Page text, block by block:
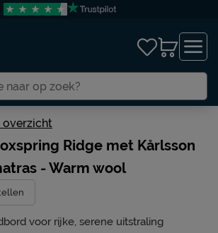
overzicht
Ridge met Kårlsson
- Warm wool
voor rijke, serene uitstraling